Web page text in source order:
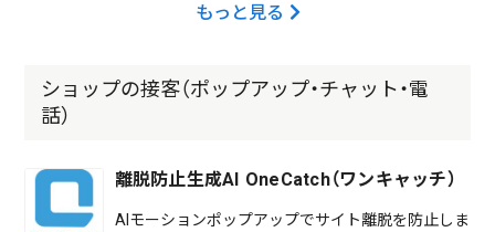
もっと見る
ショップの接客（ポップアップ・チャット・電
話）
離脱防止生成AI OneCatch（ワンキャッチ）
AIモーションポップアップでサイト離脱を防止しま